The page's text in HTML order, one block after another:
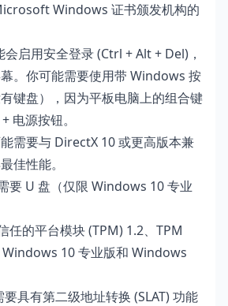
Windows 证书颁发机构的
启用安全登录 (Ctrl + Alt + Del)，
。你可能需要使用带 Windows 按
键盘），因为平板电脑上的组合键
电源按钮。
需要与 DirectX 10 或更高版本兼
佳性能。
要 U 盘（仅限 Windows 10 专业
任的平台模块 (TPM) 1.2、TPM
Windows 10 专业版和 Windows
具有第二级地址转换 (SLAT) 功能